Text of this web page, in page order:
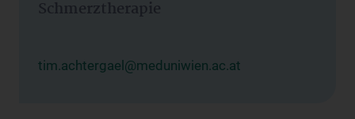
Schmerztherapie
tim.achtergael@meduniwien.ac.at